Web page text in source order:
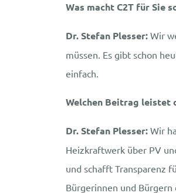
Was macht C2T für Sie
Dr. Stefan Plesser: Wir
müssen. Es gibt schon
einfach.
Welchen Beitrag leistet
Dr. Stefan Plesser: Wir
Heizkraftwerk über PV
und schafft Transparenz
Bürgerinnen und